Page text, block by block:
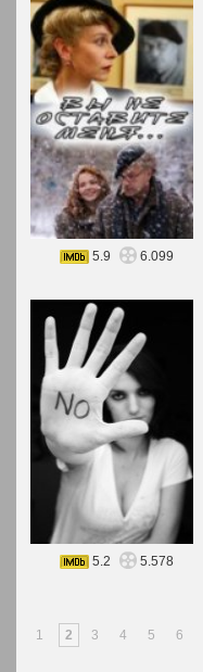
5.9 6.099
5.2 5.578
1 2 3 4 5 6